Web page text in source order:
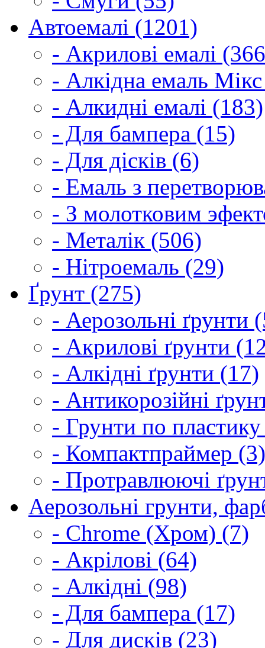
Автоемалі (1201)
- Акрилові емалі
- Алкідна емаль
- Алкидні емалі (183)
- Для бампера (15)
- Для дісків (6)
- Емаль з
- З молотковим
- Металік (506)
- Нітроемаль (29)
Ґрунт (275)
- Аерозольні ґрунти
- Акрилові ґрунти
- Алкідні ґрунти (17)
- Антикорозійні
- Грунти по
- Компактпраймер (3)
- Протравлюючі
Аерозольні грунти,
- Chrome (Хром) (7)
- Акрілові (64)
- Алкідні (98)
- Для бампера (17)
- Для дисків (23)